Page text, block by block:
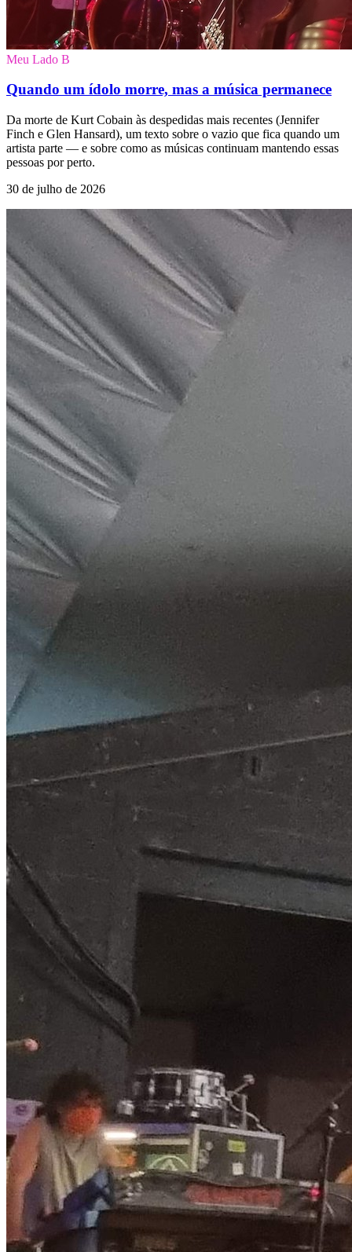
Meu Lado B
Quando um ídolo morre, mas a música permanece
Da morte de Kurt Cobain às despedidas mais recentes (Jennifer
Finch e Glen Hansard), um texto sobre o vazio que fica quando um
artista parte — e sobre como as músicas continuam mantendo essas
pessoas por perto.
30 de julho de 2026